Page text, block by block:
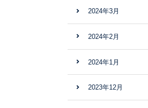
2024年3月
2024年2月
2024年1月
2023年12月